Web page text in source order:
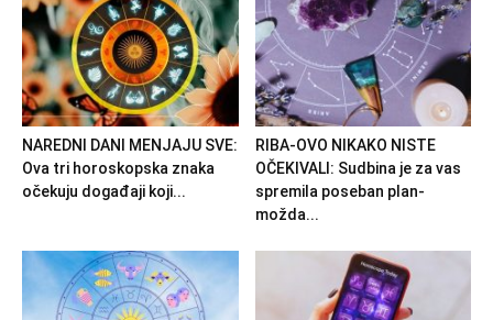
NAREDNI DANI MENJAJU SVE:
Ova tri horoskopska znaka
očekuju događaji koji...
RIBA-OVO NIKAKO NISTE
OČEKIVALI: Sudbina je za vas
spremila poseban plan-
možda...